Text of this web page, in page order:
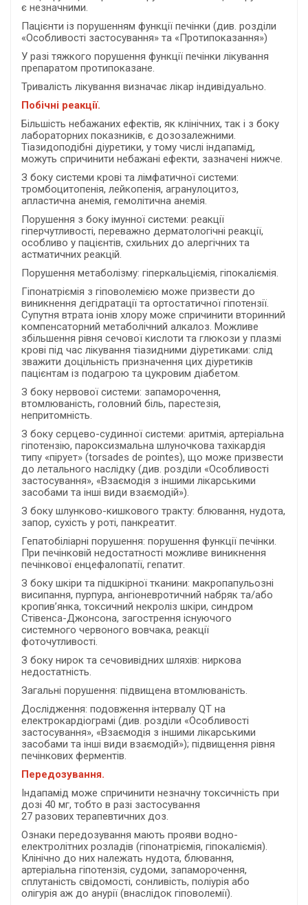
є незначними.
Пацієнти із порушенням функції печінки (див. розділи
«Особливості застосування» та «Протипоказання»)
У разі тяжкого порушення функції печінки лікування
препаратом протипоказане.
Тривалість лікування визначає лікар індивідуально.
Побічні реакції.
Більшість небажаних ефектів, як клінічних, так і з боку
лабораторних показників, є дозозалежними.
Тіазидоподібні діуретики, у тому числі індапамід,
можуть спричинити небажані ефекти, зазначені нижче.
З боку системи крові та лімфатичної системи:
тромбоцитопенія, лейкопенія, агранулоцитоз,
апластична анемія, гемолітична анемія.
Порушення з боку імунної системи: реакції
гіперчутливості, переважно дерматологічні реакції,
особливо у пацієнтів, схильних до алергічних та
астматичних реакцій.
Порушення метаболізму: гіперкальціємія, гіпокаліємія.
Гіпонатріємія з гіповолемією може призвести до
виникнення дегідратації та ортостатичної гіпотензії.
Супутня втрата іонів хлору може спричинити вторинний
компенсаторний метаболічний алкалоз. Можливе
збільшення рівня сечової кислоти та глюкози у плазмі
крові під час лікування тіазидними діуретиками: слід
зважити доцільність призначення цих діуретиків
пацієнтам із подагрою та цукровим діабетом.
З боку нервової системи: запаморочення,
втомлюваність, головний біль, парестезія,
непритомність.
З боку серцево-судинної системи: аритмія, артеріальна
гіпотензію, пароксизмальна шлуночкова тахікардія
типу «пірует» (torsades de pointes), що може призвести
до летального наслідку (див. розділи «Особливості
застосування», «Взаємодія з іншими лікарськими
засобами та інші види взаємодій»).
З боку шлунково-кишкового тракту: блювання, нудота,
запор, сухість у роті, панкреатит.
Гепатобіліарні порушення: порушення функції печінки.
При печінковій недостатності можливе виникнення
печінкової енцефалопатії, гепатит.
З боку шкіри та підшкірної тканини: макропапульозні
висипання, пурпура, ангіоневротичний набряк та/або
кропив’янка, токсичний некроліз шкіри, синдром
Стівенса-Джонсона, загострення існуючого
системного червоного вовчака, реакції
фоточутливості.
З боку нирок та сечовивідних шляхів: ниркова
недостатність.
Загальні порушення: підвищена втомлюваність.
Дослідження: подовження інтервалу QT на
електрокардіограмі (див. розділи «Особливості
застосування», «Взаємодія з іншими лікарськими
засобами та інші види взаємодій»); підвищення рівня
печінкових ферментів.
Передозування.
Індапамід може спричинити незначну токсичність при
дозі 40 мг, тобто в разі застосування
27 разових терапевтичних доз.
Ознаки передозування мають прояви водно-
електролiтних розладiв (гiпонатрiємiя, гiпокалiємiя).
Клiнiчно до них належать нудота, блювання,
артеріальна гiпотензiя, судоми, запаморочення,
сплутаність свідомості, сонливiсть, полiурiя або
олiгурiя аж до анурiї (внаслiдок гiповолемiї).